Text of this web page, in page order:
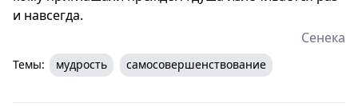
и навсегда.
Сенека
Темы: мудрость самосовершенствование